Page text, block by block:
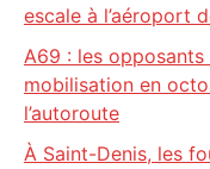
escale à l’aéroport
A69 : les
mobilisation en
l’autoroute
À Saint-Denis, les